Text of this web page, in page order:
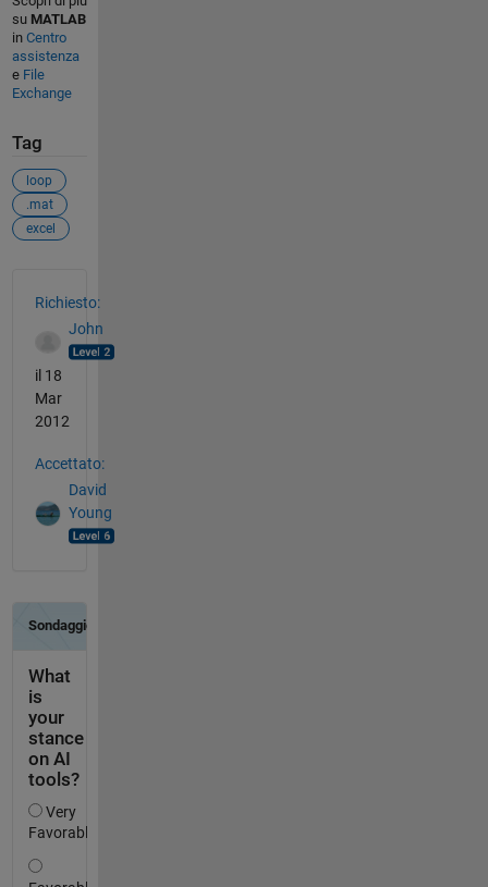
su MATLAB
in Centro
assistenza
e File
Exchange
Tag
loop
.mat
excel
Richiesto:
John
il 18
Mar
2012
Accettato:
David
Young